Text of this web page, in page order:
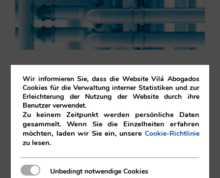
KAPITALERHÖHUNG DURCH
UMWANDLUNG VON
GESELLSCHAFTEREINLAGEN AUF
KONTO 118
30/01/2026 | Gesellschaftsrecht
Mehr
Wir informieren Sie, dass die Website Vilá Abogados
Cookies für die Verwaltung interner Statistiken und zur
Erleichterung der Nutzung der Website durch ihre
Benutzer verwendet.
Zu keinem Zeitpunkt werden persönliche Daten
gesammelt. Wenn Sie die Einzelheiten erfahren
möchten, laden wir Sie ein, unsere Cookie-Richtlinie
zu lesen.
Unbedingt notwendige Cookies
Unbedingt notwendige Cookies